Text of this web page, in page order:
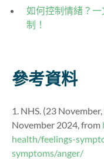
如何控制情緒？
制！
參考資料
1. NHS. (23
November 2024, from
health/feelings-
symptoms/anger/